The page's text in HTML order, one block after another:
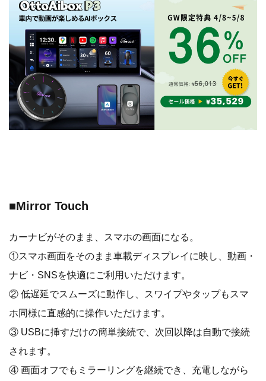
■Mirror Touch
カーナビがそのまま、スマホの画面になる。
①スマホ画面をそのまま車載ディスプレイに映し、動画・
ナビ・SNSを快適にご利用いただけます。
② 低遅延でスムーズに動作し、スワイプやタップもスマ
ホ同様に直感的に操作いただけます。
③ USBに挿すだけの簡単接続で、次回以降は自動で接続
されます。
④ 画面オフでもミラーリングを継続でき、充電しながら